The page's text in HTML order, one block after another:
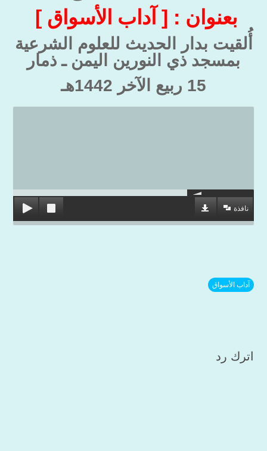
بعنوان : [ آداب الأسواق ]
أُلقيت بدار الحديث للعلوم الشرعية
بمسجد ذي النورين اليمن ـ ذمار
15 ربيع الآخر 1442هـ
نافذة
آداب الأسواق
اترك رد